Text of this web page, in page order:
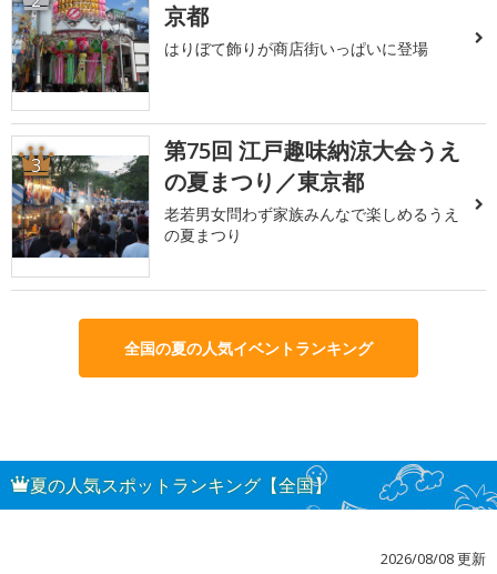
京都
はりぼて飾りが商店街いっぱいに登場
3
第75回 江戸趣味納涼大会うえ
の夏まつり／東京都
老若男女問わず家族みんなで楽しめるうえ
の夏まつり
全国の夏の人気イベントランキング
夏の人気スポットランキング【全国】
2026/08/08 更新